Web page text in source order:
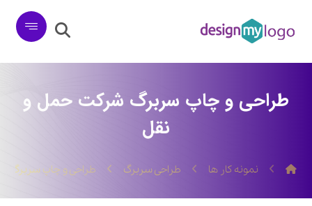
طراحی و چاپ سربرگ شرکت حمل و
نقل
نمونه کار ها طراحی سربرگ طراحی و چاپ سربرگ